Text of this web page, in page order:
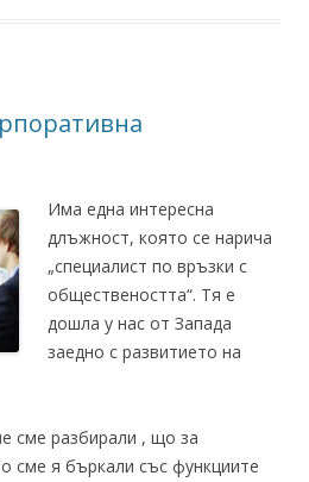
Има една интересна
длъжност, която се нарича
„специалист по връзки с
обществеността“. Тя е
дошла у нас от Запада
заедно с развитието на
сме разбирали , що за
сме я бъркали със функциите